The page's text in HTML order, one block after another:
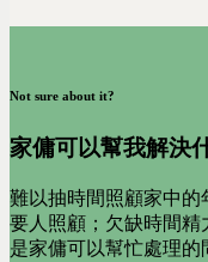
Not sure about it?
家傭可以幫我解決
難以抽時間照顧家中
要人照顧；欠缺時間
是家傭可以幫忙處理的